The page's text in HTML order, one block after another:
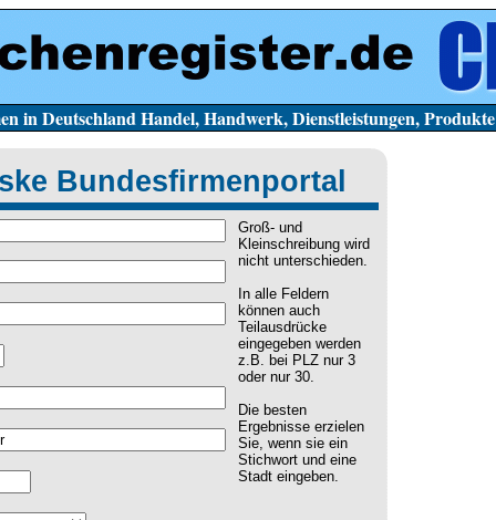
Handel, Handwerk, Dienstleistungen, Produkte
Bundesfirmenportal
Groß- und
Kleinschreibung wird
nicht unterschieden.
In alle Feldern
können auch
Teilausdrücke
eingegeben werden
z.B. bei PLZ nur 3
oder nur 30.
Die besten
Ergebnisse erzielen
Sie, wenn sie ein
Stichwort und eine
Stadt eingeben.